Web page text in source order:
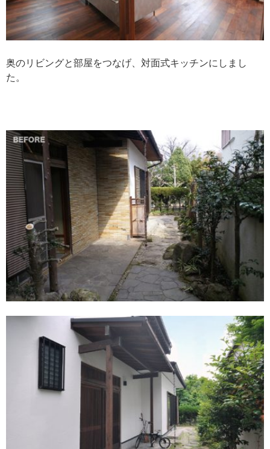
奥のリビングと部屋をつなげ、対面式キッチンにしまし
た。